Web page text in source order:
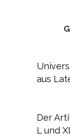
aus
Der
L und